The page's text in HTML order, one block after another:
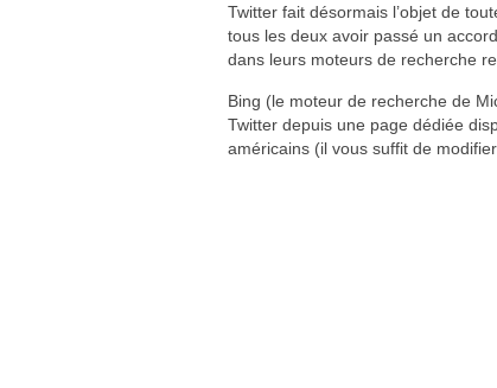
Twitter fait désormais l’objet de
tous les deux avoir passé un
dans leurs moteurs de recherche
Bing (le moteur de recherche de
Twitter depuis une page dédiée
américains (il vous suffit de